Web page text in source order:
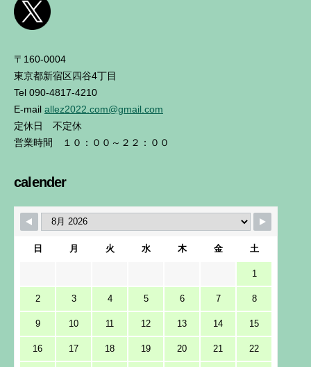
〒160-0004
東京都新宿区四谷4丁目
Tel 090-4817-4210
E-mail allez2022.com@gmail.com
定休日 不定休
営業時間 １０：００～２２：００
calender
日 月 火 水 木 金 土
1
2 3 4 5 6 7 8
9 10 11 12 13 14 15
16 17 18 19 20 21 22